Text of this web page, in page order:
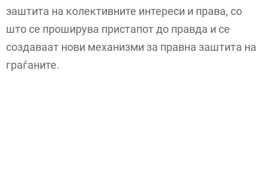
заштита на колективните интереси и права, со
што се проширува пристапот до правда и се
создаваат нови механизми за правна заштита на
граѓаните.